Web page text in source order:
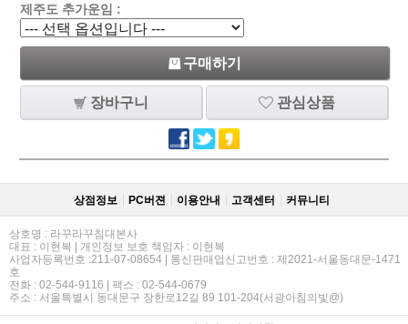
제주도 추가운임 :
구매하기
장바구니 관심상품
상점정보 PC버젼 이용안내 고객센터 커뮤니티
상호명 : 라꾸라꾸침대본사
대표 : 이현복 | 개인정보 보호 책임자 : 이현복
사업자등록번호 :211-07-08654 | 통신판매업신고번호 : 제2021-서울동대문-1471
호
전화 : 02-544-9116 | 팩스 : 02-544-0679
주소 : 서울특별시 동대문구 장한로12길 89 101-204(서광아침의빛@)